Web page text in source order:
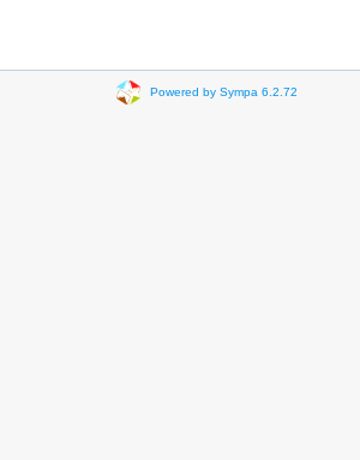
Powered by Sympa 6.2.72